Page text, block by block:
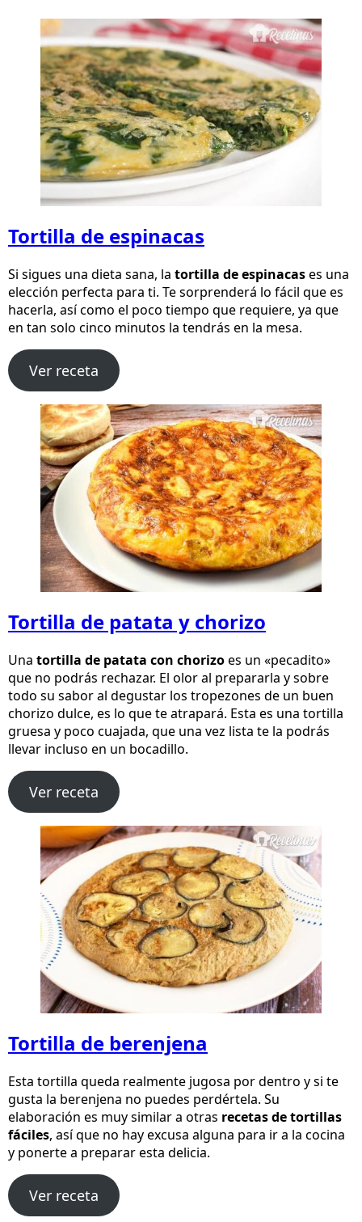
Tortilla de espinacas
Si sigues una dieta sana, la tortilla de espinacases una
elección perfecta para ti. Te sorprenderá lo fácil que es
hacerla, así como el poco tiempo que requiere, ya que
en tan solo cinco minutos la tendrás en la mesa.
Ver receta
Tortilla de patata y chorizo
Una tortilla de patata con chorizoes un «pecadito»
que no podrás rechazar. El olor al prepararla y sobre
todo su sabor al degustar los tropezones de un buen
chorizo dulce, es lo que te atrapará. Esta es una tortilla
gruesa y poco cuajada, que una vez lista te la podrás
llevar incluso en un bocadillo.
Ver receta
Tortilla de berenjena
Esta tortilla queda realmente jugosa por dentro y si te
gusta la berenjena no puedes perdértela. Su
elaboración es muy similar a otras recetas de tortillas
fáciles, así que no hay excusa alguna para ir a la cocina
y ponerte a preparar esta delicia.
Ver receta